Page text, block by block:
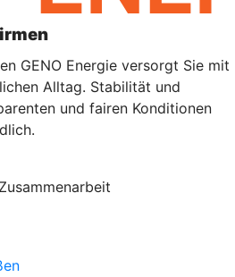
GENO Energie versorgt Sie mit
Alltag. Stabilität und
und fairen Konditionen